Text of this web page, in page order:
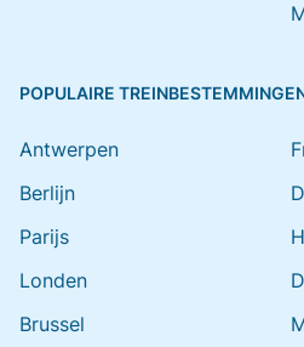
POPULAIRE
Antwerpen
Berlijn
Parijs
Londen
Brussel